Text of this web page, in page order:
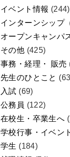
イベント情報 (244)
インターンシップ
オープンキャンパ
その他 (425)
事務・経理・ 販売
先生のひとこと
入試 (69)
公務員 (122)
在校生・卒業生へ
学校行事・イベント
学生 (184)